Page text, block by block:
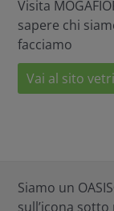
Visita
sapere chi
facciamo
Vai al sito
Siamo un
sull’icona